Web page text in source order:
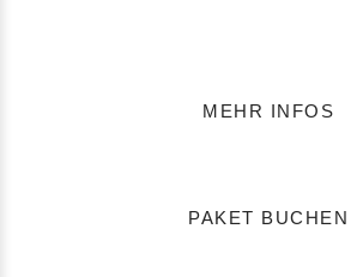
MEHR INFOS
PAKET BUCHEN